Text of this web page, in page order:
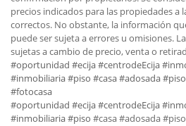
precios indicados para las propiedades a
correctos. No obstante, la información
puede ser sujeta a errores u omisiones.
sujetas a cambio de precio, venta o
#oportunidad #ecija#centrodeEcija
#inmobiliaria#piso #casa#adosada
#fotocasa
#oportunidad #ecija#centrodeEcija
#inmobiliaria#piso #casa #adosada